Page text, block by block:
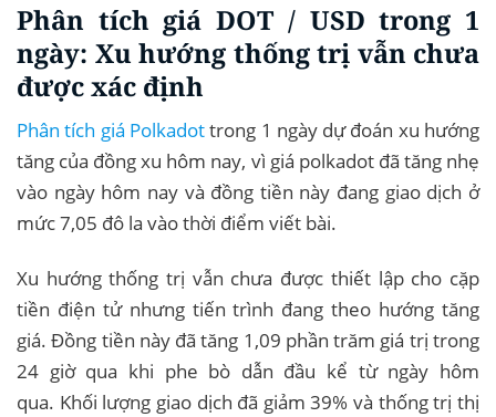
Phân tích giá DOT / USD trong 1
ngày: Xu hướng thống trị vẫn chưa
được xác định
Phân tích giá Polkadottrong 1 ngày dự đoán xu hướng
tăng của đồng xu hôm nay, vì giá polkadot đã tăng nhẹ
vào ngày hôm nay và đồng tiền này đang giao dịch ở
mức 7,05 đô la vào thời điểm viết bài.
Xu hướng thống trị vẫn chưa được thiết lập cho cặp
tiền điện tử nhưng tiến trình đang theo hướng tăng
giá. Đồng tiền này đã tăng 1,09 phần trăm giá trị trong
24 giờ qua khi phe bò dẫn đầu kể từ ngày hôm
qua. Khối lượng giao dịch đã giảm 39% và thống trị thị